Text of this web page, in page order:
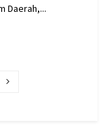
Daerah,...